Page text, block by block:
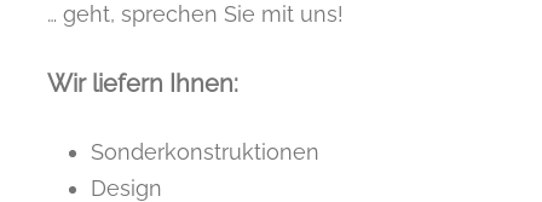
… geht, sprechen Sie mit uns!
Wir liefern Ihnen:
Sonderkonstruktionen
Design